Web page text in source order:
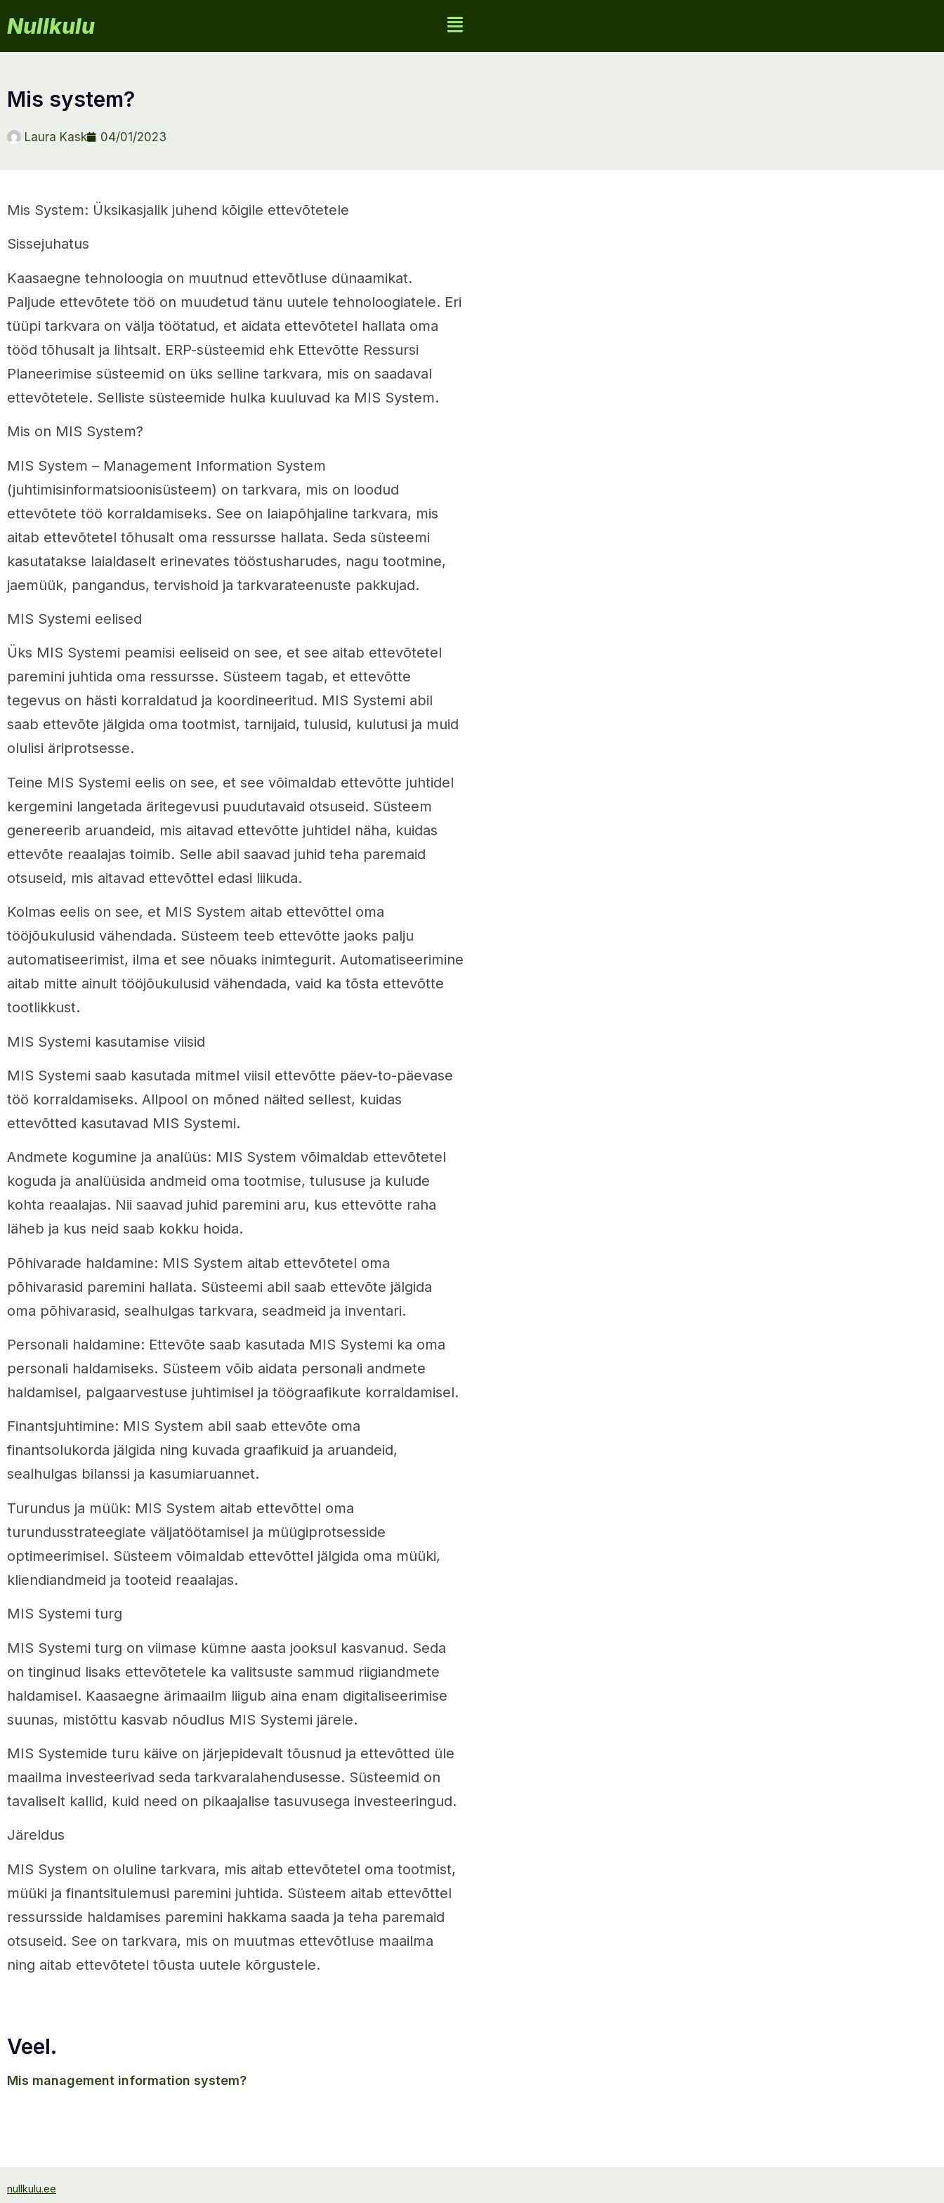
Nullkulu
mis system?
Laura Kask 04/01/2023
Mis System: Üksikasjalik juhend kõigile ettevõtetele
Sissejuhatus
Kaasaegne tehnoloogia on muutnud ettevõtluse dünaamikat.
Paljude ettevõtete töö on muudetud tänu uutele tehnoloogiatele. Eri
tüüpi tarkvara on välja töötatud, et aidata ettevõtetel hallata oma
tööd tõhusalt ja lihtsalt. ERP-süsteemid ehk Ettevõtte Ressursi
Planeerimise süsteemid on üks selline tarkvara, mis on saadaval
ettevõtetele. Selliste süsteemide hulka kuuluvad ka MIS System.
Mis on MIS System?
MIS System – Management Information System
(juhtimisinformatsioonisüsteem) on tarkvara, mis on loodud
ettevõtete töö korraldamiseks. See on laiapõhjaline tarkvara, mis
aitab ettevõtetel tõhusalt oma ressursse hallata. Seda süsteemi
kasutatakse laialdaselt erinevates tööstusharudes, nagu tootmine,
jaemüük, pangandus, tervishoid ja tarkvarateenuste pakkujad.
MIS Systemi eelised
Üks MIS Systemi peamisi eeliseid on see, et see aitab ettevõtetel
paremini juhtida oma ressursse. Süsteem tagab, et ettevõtte
tegevus on hästi korraldatud ja koordineeritud. MIS Systemi abil
saab ettevõte jälgida oma tootmist, tarnijaid, tulusid, kulutusi ja muid
olulisi äriprotsesse.
Teine MIS Systemi eelis on see, et see võimaldab ettevõtte juhtidel
kergemini langetada äritegevusi puudutavaid otsuseid. Süsteem
genereerib aruandeid, mis aitavad ettevõtte juhtidel näha, kuidas
ettevõte reaalajas toimib. Selle abil saavad juhid teha paremaid
otsuseid, mis aitavad ettevõttel edasi liikuda.
Kolmas eelis on see, et MIS System aitab ettevõttel oma
tööjõukulusid vähendada. Süsteem teeb ettevõtte jaoks palju
automatiseerimist, ilma et see nõuaks inimtegurit. Automatiseerimine
aitab mitte ainult tööjõukulusid vähendada, vaid ka tõsta ettevõtte
tootlikkust.
MIS Systemi kasutamise viisid
MIS Systemi saab kasutada mitmel viisil ettevõtte päev-to-päevase
töö korraldamiseks. Allpool on mõned näited sellest, kuidas
ettevõtted kasutavad MIS Systemi.
Andmete kogumine ja analüüs: MIS System võimaldab ettevõtetel
koguda ja analüüsida andmeid oma tootmise, tulususe ja kulude
kohta reaalajas. Nii saavad juhid paremini aru, kus ettevõtte raha
läheb ja kus neid saab kokku hoida.
Põhivarade haldamine: MIS System aitab ettevõtetel oma
põhivarasid paremini hallata. Süsteemi abil saab ettevõte jälgida
oma põhivarasid, sealhulgas tarkvara, seadmeid ja inventari.
Personali haldamine: Ettevõte saab kasutada MIS Systemi ka oma
personali haldamiseks. Süsteem võib aidata personali andmete
haldamisel, palgaarvestuse juhtimisel ja töögraafikute korraldamisel.
Finantsjuhtimine: MIS System abil saab ettevõte oma
finantsolukorda jälgida ning kuvada graafikuid ja aruandeid,
sealhulgas bilanssi ja kasumiaruannet.
Turundus ja müük: MIS System aitab ettevõttel oma
turundusstrateegiate väljatöötamisel ja müügiprotsesside
optimeerimisel. Süsteem võimaldab ettevõttel jälgida oma müüki,
kliendiandmeid ja tooteid reaalajas.
MIS Systemi turg
MIS Systemi turg on viimase kümne aasta jooksul kasvanud. Seda
on tinginud lisaks ettevõtetele ka valitsuste sammud riigiandmete
haldamisel. Kaasaegne ärimaailm liigub aina enam digitaliseerimise
suunas, mistõttu kasvab nõudlus MIS Systemi järele.
MIS Systemide turu käive on järjepidevalt tõusnud ja ettevõtted üle
maailma investeerivad seda tarkvaralahendusesse. Süsteemid on
tavaliselt kallid, kuid need on pikaajalise tasuvusega investeeringud.
Järeldus
MIS System on oluline tarkvara, mis aitab ettevõtetel oma tootmist,
müüki ja finantsitulemusi paremini juhtida. Süsteem aitab ettevõttel
ressursside haldamises paremini hakkama saada ja teha paremaid
otsuseid. See on tarkvara, mis on muutmas ettevõtluse maailma
ning aitab ettevõtetel tõusta uutele kõrgustele.
Veel.
mis management information system?
nullkulu.ee